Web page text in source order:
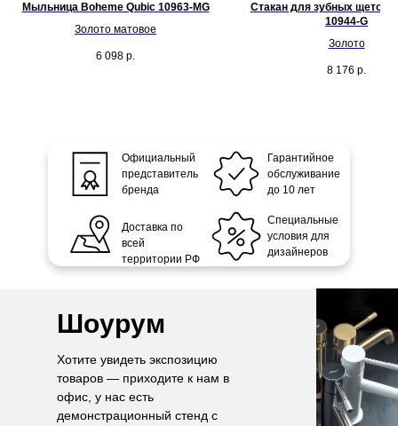
Мыльница Boheme Qubic 10963-MG
Золото матовое
6 098 р.
Стакан для зубных щеток
10944-G
Золото
8 176 р.
Официальный
представитель
бренда
Доставка по
всей
территории РФ
Гарантийное
обслуживание
до 10 лет
Специальные
условия для
дизайнеров
Шоурум
Хотите увидеть экспозицию
товаров — приходите к нам в
офис, у нас есть
демонстрационный стенд с